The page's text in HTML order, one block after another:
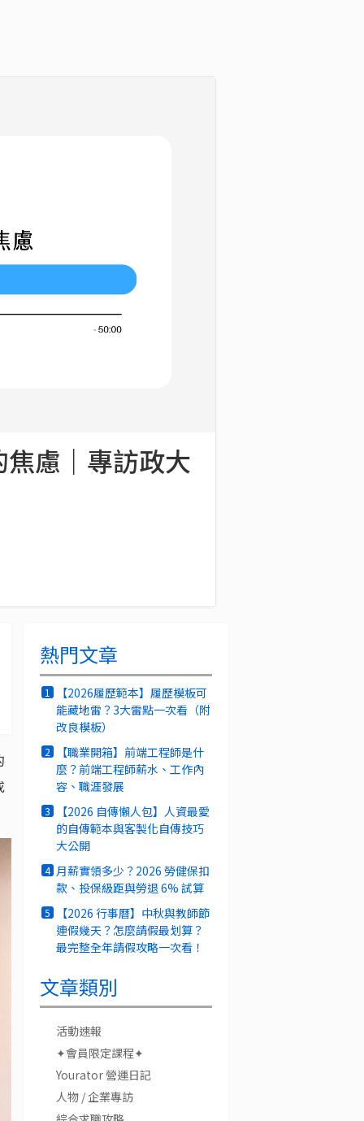
慮｜專訪政大
熱門文章
1
【2026履歷範本】履歷模板可
能藏地雷？3大雷點一次看（附
改良模板）
2
【職業開箱】前端工程師是什
麼？前端工程師薪水、工作內
容、職涯發展
3
【2026 自傳懶人包】人資最愛
的自傳範本與客製化自傳技巧
大公開
4 月薪實領多少？2026 勞健保扣
款、投保級距與勞退 6% 試算
5
【2026 行事曆】中秋與教師節
連假幾天？怎麼請假最划算？
最完整全年請假攻略一次看！
文章類別
活動速報
✦會員限定課程✦
Yourator 營運日記
人物 / 企業專訪